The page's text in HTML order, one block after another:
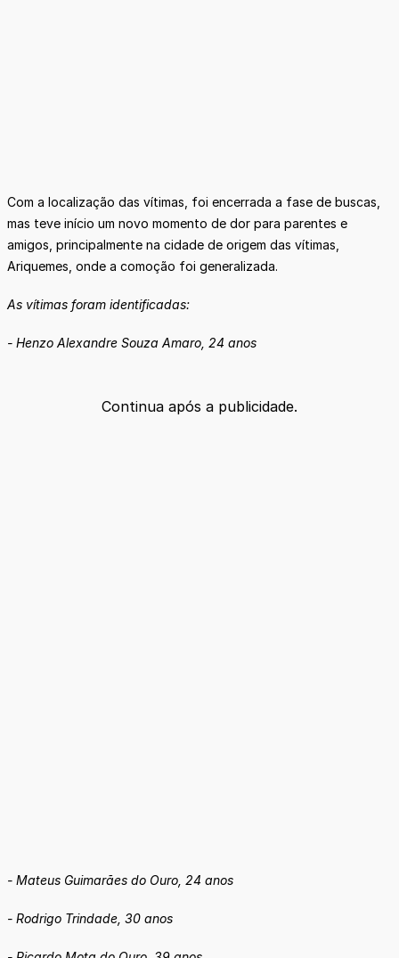
Com a localização das vítimas, foi encerrada a fase de buscas,
mas teve início um novo momento de dor para parentes e
amigos, principalmente na cidade de origem das vítimas,
Ariquemes, onde a comoção foi generalizada.
As vítimas foram identificadas:
- Henzo Alexandre Souza Amaro, 24 anos
Continua após a publicidade.
- Mateus Guimarães do Ouro, 24 anos
- Rodrigo Trindade, 30 anos